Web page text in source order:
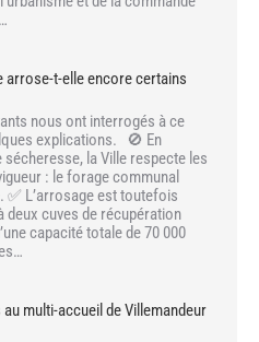
arrose-t-elle encore certains
nous ont interrogés à ce
explications. 🚫 En
sécheresse, la Ville respecte les
: le forage communal
✅ L’arrosage est toutefois
deux cuves de récupération
capacité totale de 70 000
multi-accueil de Villemandeur